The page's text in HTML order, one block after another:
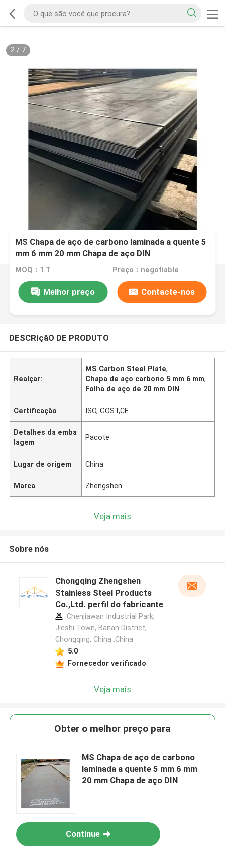
2/ 7
MS Chapa de aço de carbono laminada a quente 5
mm 6 mm 20 mm Chapa de aço DIN
MOQ：1 T Preço：negotiable
Melhor preço Contacte-nos
DESCRIçãO DE PRODUTO
Realçar:
MS Carbon Steel Plate,
Chapa de aço carbono 5 mm 6 mm,
Folha de aço de 20 mm DIN
Certificação ISO, GOST,CE
Detalhes da emba
lagem
Pacote
Lugar de origem China
Marca Zhengshen
Veja mais
Sobre nós
Chongqing Zhengshen
Stainless Steel Products
Co.,Ltd. perfil do fabricante
Chenjiawan Industrial Park,
Jieshi Town, Banan District,
Chongqing, China ,China
5.0
Fornecedor verificado
Veja mais
Obter o melhor preço para
MS Chapa de aço de carbono
laminada a quente 5 mm 6 mm
20 mm Chapa de aço DIN
Continue